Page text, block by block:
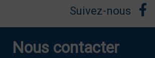
Suivez-nous
Nous contacter